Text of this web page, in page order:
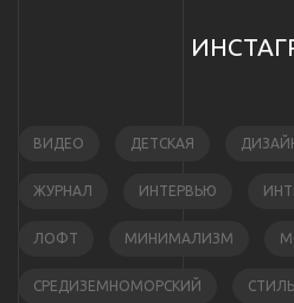
ВИДЕО ДЕТСКАЯ
ЖУРНАЛ ИНТЕРВЬЮ
ЛОФТ МИНИМАЛИЗМ
СРЕДИЗЕМНОМОРСКИЙ СТИЛЬ